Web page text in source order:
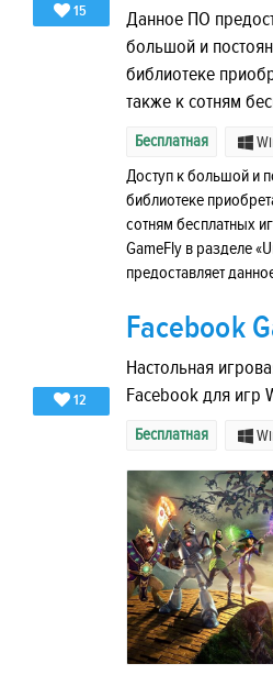
15
Данное ПО
большой и
библиотеке
также к сотням
Бесплатная
Доступ к большой и
библиотеке
сотням бесплатных
GameFly в разделе
предоставляет
12
Facebook
Настольная
Facebook для игр
Бесплатная